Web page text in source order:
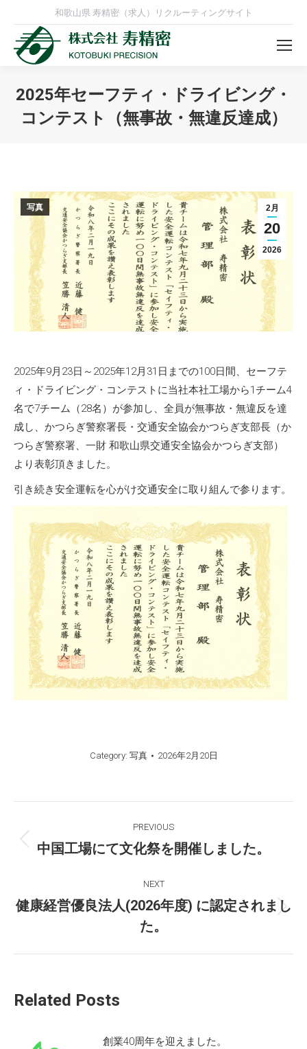
和歌山県 寿精密（求人）リクルーティングサイト
2025年セーフティ・ドライビング・
コンテスト（無事故・無違反達成）
2月
20
2026
写真
2025年9月23日～2025年12月31日までの100日間、セーフテ
ィ・ドライビング・コンテストに当社本社工場から1チーム4
名で7チーム（28名）が参加し、全員が無事故・無違反を達
成し、かつらぎ警察署長・交通安全協会かつらぎ支部長（か
つらぎ警察署、一財 和歌山県交通安全協会かつらぎ支部）
より表彰頂きました。
引き続き安全運転を心がけ交通安全に取り組んで参ります。
Category: 写真 2026年2月20日
navigation
PREVIOUS
Previous
中国工場にて文化祭を開催しました。
NEXT
Next
post:
健康経営優良法人(2026年度) に認定されまし
た。
Related Posts
創業40周年を迎えました。